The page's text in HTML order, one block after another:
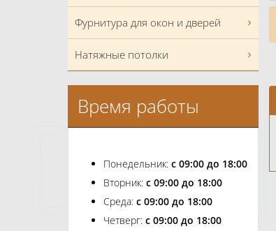
Фурнитура для окон и дверей
Натяжные потолки
Время работы
Понедельник: с 09:00 до 18:00
Вторник: с 09:00 до 18:00
Среда: с 09:00 до 18:00
Четверг: с 09:00 до 18:00